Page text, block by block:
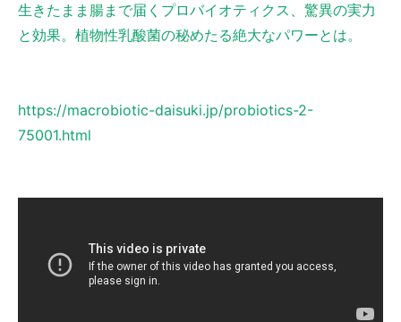
生きたまま腸まで届くプロバイオティクス、驚異の実力
と効果。植物性乳酸菌の秘めたる絶大なパワーとは。
https://macrobiotic-daisuki.jp/probiotics-2-
75001.html